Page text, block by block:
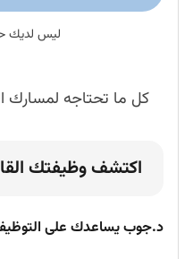
اكتشف وظيفتك
د.جوب يساعدك على
ليس
كل ما تحتاجه